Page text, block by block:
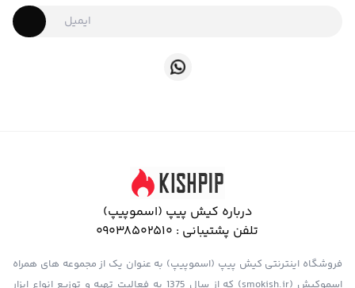
درباره کیش پیپ (اسموپیپ)
تلفن پشتیبانی : 09038502510
فروشگاه اینترنتی کیش پیپ (اسموپیپ) به عنوان یک از مجموعه های همراه
اسموکیش (smokish.ir) که از سال 1375 به فعالیت تهیه و توزیع انواع ابزار